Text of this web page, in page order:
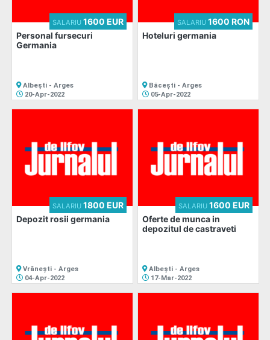
Adaugă
Favorite
Ajutor
Personal fursecuri
Germania
SALARIU1600 EUR
Albești - Arges
20-Apr-2022
Hoteluri germania
SALARIU1600 RON
Băcești - Arges
05-Apr-2022
Depozit rosii germania
SALARIU1800 EUR
Vrănești - Arges
04-Apr-2022
Oferte de munca in
depozitul de castraveti
SALARIU1600 EUR
Albești - Arges
17-Mar-2022